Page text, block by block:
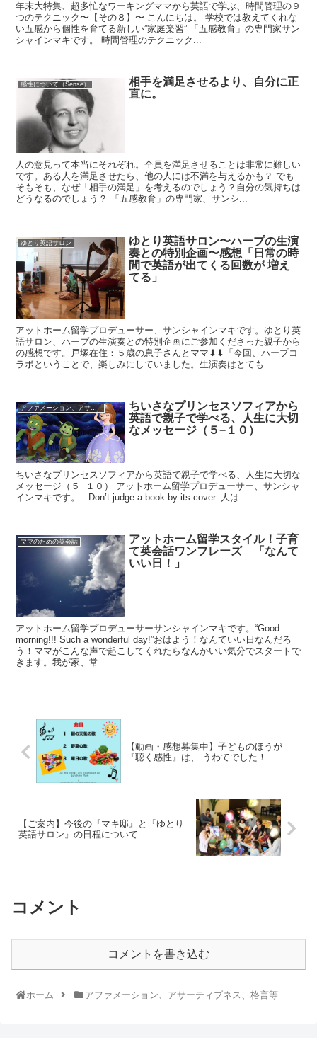
年末大特集、超多忙なワーキングママから英語で学ぶ、時間管理の９
つのテクニック〜【その８】〜 こんにちは。 学校では教えてくれな
い五感から個性を育てる新しい”家庭楽習” 「五感教育」の専門家サン
シャインマキです。 時間管理のテクニック...
感性について（Sense）
相手を満足させるより、自分に正
直に。
人の意見って本当にそれぞれ。全員を満足させることは非常に難しい
です。ある人を満足させたら、他の人には不満を与えるかも？ でも
そもそも、なぜ「相手の満足」を考えるのでしょう？自分の気持ちは
どうなるのでしょう？ 「五感教育」の専門家、サンシ...
ゆとり英語サロン
ゆとり英語サロン〜ハープの生演
奏との特別企画〜感想「日常の時
間で英語が出てくる回数が 増え
てる」
アットホーム留学プロデューサー、サンシャインマキです。ゆとり英
語サロン、ハープの生演奏との特別企画にご参加くださった親子から
の感想です。戸塚在住：５歳の息子さんとママ⬇⬇「今回、ハープコ
ラボということで、楽しみにしていました。生演奏はとても...
アファメーション、アサーティブネス、格言等
ちいさなプリンセスソフィアから
英語で親子で学べる、人生に大切
なメッセージ（５−１０）
ちいさなプリンセスソフィアから英語で親子で学べる、人生に大切な
メッセージ（５−１０） アットホーム留学プロデューサー、サンシャ
インマキです。 Don’t judge a book by its cover. 人は...
ママのための英会話
アットホーム留学スタイル！子育
て英会話ワンフレーズ 「なんて
いい日！」
アットホーム留学プロデューサーサンシャインマキです。“Good
morning!!! Such a wonderful day!”おはよう！なんていい日なんだろ
う！ママがこんな声で起こしてくれたらなんかいい気分でスタートで
きます。我が家、常...
【動画・感想募集中】子どものほうが
『聴く感性』は、 うわてでした！
【ご案内】今後の『マキ邸』と『ゆとり
英語サロン』の日程について
コメント
コメントを書き込む
ホーム アファメーション、アサーティブネス、格言等